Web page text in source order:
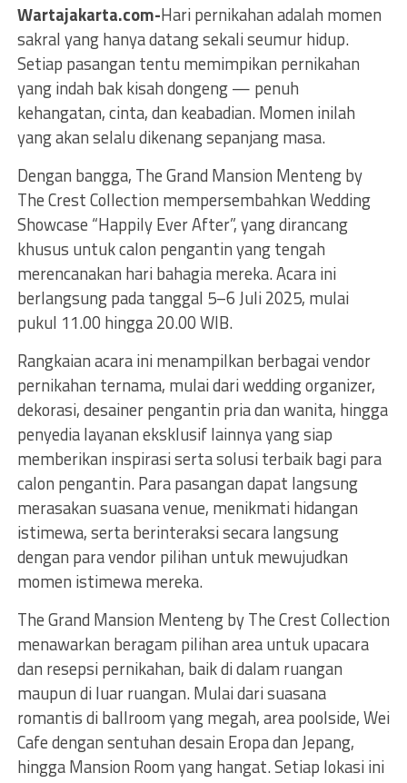
Wartajakarta.com-Hari pernikahan adalah momen
sakral yang hanya datang sekali seumur hidup.
Setiap pasangan tentu memimpikan pernikahan
yang indah bak kisah dongeng — penuh
kehangatan, cinta, dan keabadian. Momen inilah
yang akan selalu dikenang sepanjang masa.
Dengan bangga, The Grand Mansion Menteng by
The Crest Collection mempersembahkan Wedding
Showcase “Happily Ever After”, yang dirancang
khusus untuk calon pengantin yang tengah
merencanakan hari bahagia mereka. Acara ini
berlangsung pada tanggal 5–6 Juli 2025, mulai
pukul 11.00 hingga 20.00 WIB.
Rangkaian acara ini menampilkan berbagai vendor
pernikahan ternama, mulai dari wedding organizer,
dekorasi, desainer pengantin pria dan wanita, hingga
penyedia layanan eksklusif lainnya yang siap
memberikan inspirasi serta solusi terbaik bagi para
calon pengantin. Para pasangan dapat langsung
merasakan suasana venue, menikmati hidangan
istimewa, serta berinteraksi secara langsung
dengan para vendor pilihan untuk mewujudkan
momen istimewa mereka.
The Grand Mansion Menteng by The Crest Collection
menawarkan beragam pilihan area untuk upacara
dan resepsi pernikahan, baik di dalam ruangan
maupun di luar ruangan. Mulai dari suasana
romantis di ballroom yang megah, area poolside, Wei
Cafe dengan sentuhan desain Eropa dan Jepang,
hingga Mansion Room yang hangat. Setiap lokasi ini